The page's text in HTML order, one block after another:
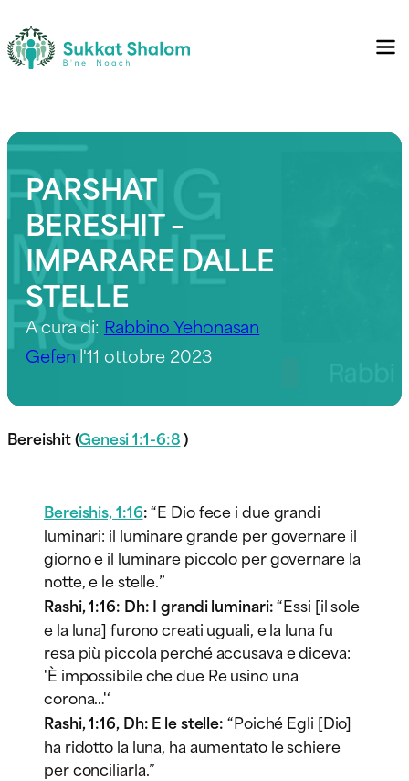
PARSHAT
BERESHIT –
IMPARARE DALLE
STELLE
A cura di: Rabbino Yehonasan
Gefenl'11 ottobre 2023
Bereishit (Genesi 1:1-6:8)
Bereishis, 1:16:“E Dio fece i due grandi
luminari: il luminare grande per governare il
giorno e il luminare piccolo per governare la
notte, e le stelle.”
Rashi, 1:16: Dh: I grandi luminari:“Essi [il sole
e la luna] furono creati uguali, e la luna fu
resa più piccola perché accusava e diceva:
'È impossibile che due Re usino una
corona…'‘
Rashi, 1:16, Dh: E le stelle:“Poiché Egli [Dio]
ha ridotto la luna, ha aumentato le schiere
per conciliarla.”